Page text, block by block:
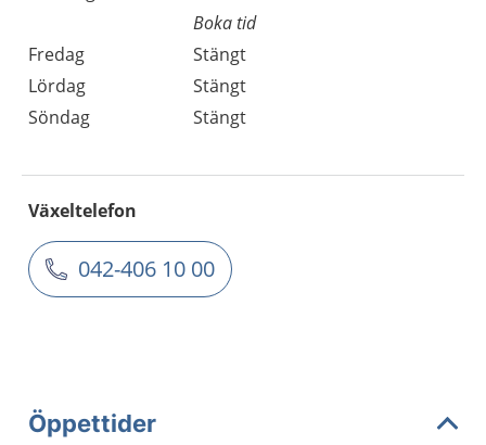
Boka tid
Fredag
Stängt
Lördag
Stängt
Söndag
Stängt
Växeltelefon
042-406 10 00
Öppettider